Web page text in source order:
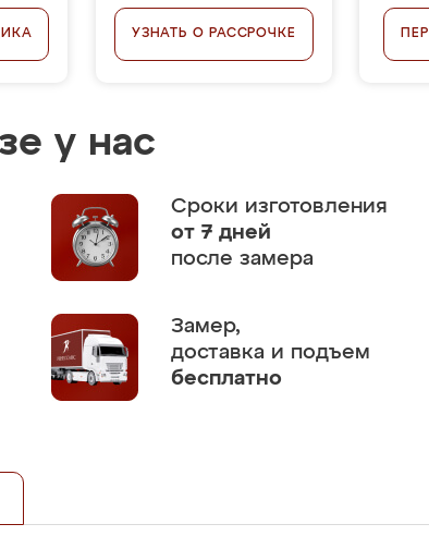
УЗНАТЬ О РАССРОЧКЕ
у нас
Сроки изготовления
от 7 дней
после замера
Замер,
доставка и подъем
бесплатно